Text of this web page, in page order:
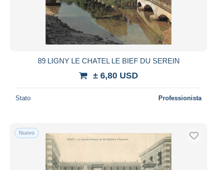
89 LIGNY LE CHATEL LE BIEF DU SEREIN
± 6,80 USD
Stato Professionista
Nuovo